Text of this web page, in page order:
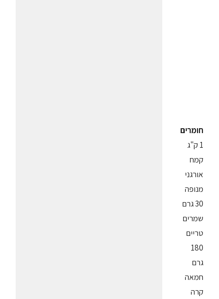
חומרים
1 ק"ג
קמח
אורגני
מנופה
30 גרם
שמרים
טריים
180
גרם
חמאה
קרה